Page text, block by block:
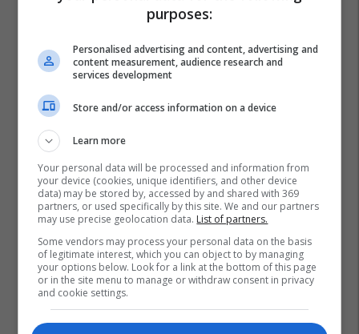
purposes:
Personalised advertising and content, advertising and
content measurement, audience research and
services development
Store and/or access information on a device
Learn more
Your personal data will be processed and information from
your device (cookies, unique identifiers, and other device
data) may be stored by, accessed by and shared with 369
partners, or used specifically by this site. We and our partners
may use precise geolocation data. List of partners.
Some vendors may process your personal data on the basis
of legitimate interest, which you can object to by managing
your options below. Look for a link at the bottom of this page
or in the site menu to manage or withdraw consent in privacy
and cookie settings.